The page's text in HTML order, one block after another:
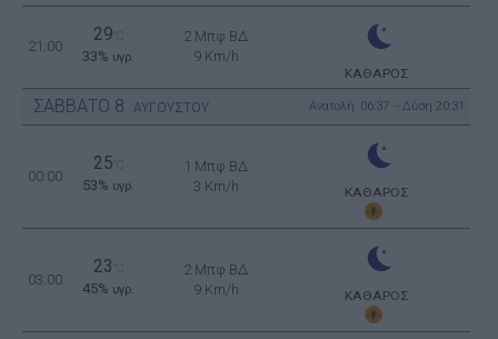
21:00
29
33% υγρ.
2 Μπφ ΒΔ
9 Km/h
ΚΑΘΑΡΟΣ
ΣΑΒΒΑΤΟ 8 ΑΥΓΟΥΣΤΟΥ Ανατολή: 06:37 - Δύση 20:31
00:00
25
53% υγρ.
1 Μπφ ΒΔ
3 Km/h
ΚΑΘΑΡΟΣ
03:00
23
45% υγρ.
2 Μπφ ΒΔ
9 Km/h
ΚΑΘΑΡΟΣ